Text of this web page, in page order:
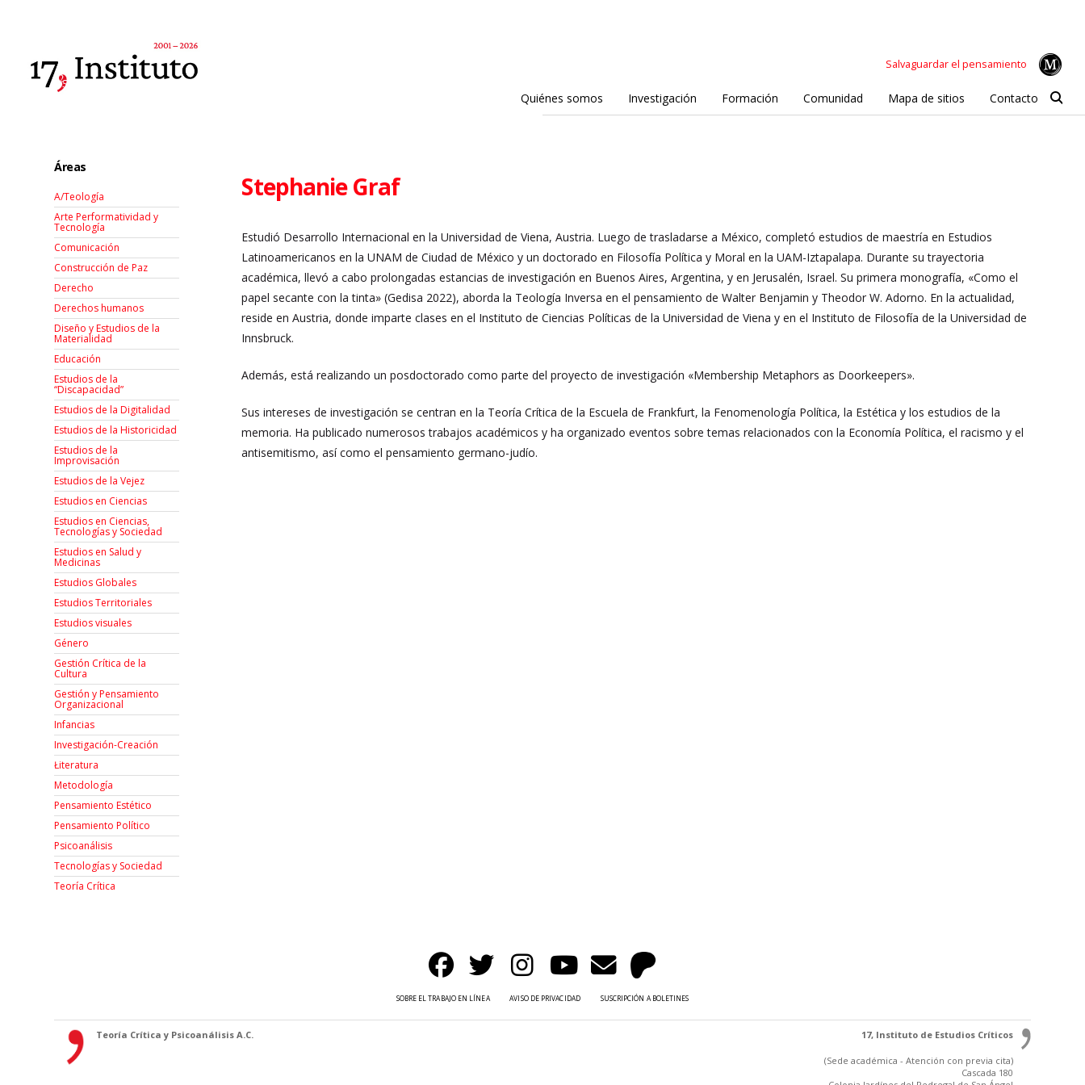
Salvaguardar el pensamiento
Quiénes somos Investigación Formación Comunidad Mapa de sitios Contacto
Stephanie Graf
Estudió Desarrollo Internacional en la Universidad de Viena, Austria. Luego de trasladarse a México, completó estudios de maestría en Estudios
Latinoamericanos en la UNAM de Ciudad de México y un doctorado en Filosofía Política y Moral en la UAM-Iztapalapa. Durante su trayectoria
académica, llevó a cabo prolongadas estancias de investigación en Buenos Aires, Argentina, y en Jerusalén, Israel. Su primera monografía, «Como el
papel secante con la tinta» (Gedisa 2022), aborda la Teología Inversa en el pensamiento de Walter Benjamin y Theodor W. Adorno. En la actualidad,
reside en Austria, donde imparte clases en el Instituto de Ciencias Políticas de la Universidad de Viena y en el Instituto de Filosofía de la Universidad de
Innsbruck.
Además, está realizando un posdoctorado como parte del proyecto de investigación «Membership Metaphors as Doorkeepers».
Sus intereses de investigación se centran en la Teoría Crítica de la Escuela de Frankfurt, la Fenomenología Política, la Estética y los estudios de la
memoria. Ha publicado numerosos trabajos académicos y ha organizado eventos sobre temas relacionados con la Economía Política, el racismo y el
antisemitismo, así como el pensamiento germano-judío.
Áreas
A/Teología
Arte Performatividad y
Tecnología
Comunicación
Construcción de Paz
Derecho
Derechos humanos
Diseño y Estudios de la
Materialidad
Educación
Estudios de la
“Discapacidad”
Estudios de la Digitalidad
Estudios de la Historicidad
Estudios de la
Improvisación
Estudios de la Vejez
Estudios en Ciencias
Estudios en Ciencias,
Tecnologías y Sociedad
Estudios en Salud y
Medicinas
Estudios Globales
Estudios Territoriales
Estudios visuales
Género
Gestión Crítica de la
Cultura
Gestión y Pensamiento
Organizacional
Infancias
Investigación-Creación
Łiteratura
Metodología
Pensamiento Estético
Pensamiento Político
Psicoanálisis
Tecnologías y Sociedad
Teoría Crítica
SOBRE EL TRABAJO EN LÍNEA AVISO DE PRIVACIDAD SUSCRIPCIÓN A BOLETINES
Teoría Crítica y Psicoanálisis A.C. 17, Instituto de Estudios Críticos
(Sede académica - Atención con previa cita)
Cascada 180